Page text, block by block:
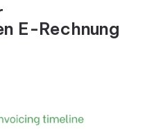
E-Rechnung